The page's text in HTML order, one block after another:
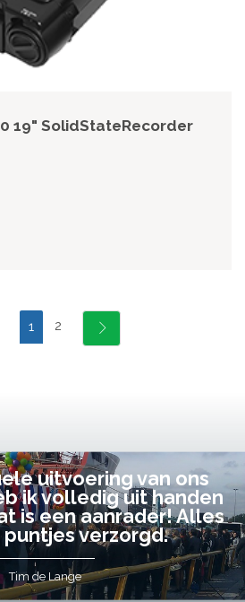
19" SolidStateRecorder
1 2
uitvoering van ons
ik volledig uit handen
is een aanrader! Alles
verzorgd.
Tim de Lange